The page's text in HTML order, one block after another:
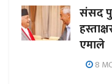
संसद
एमाले
8